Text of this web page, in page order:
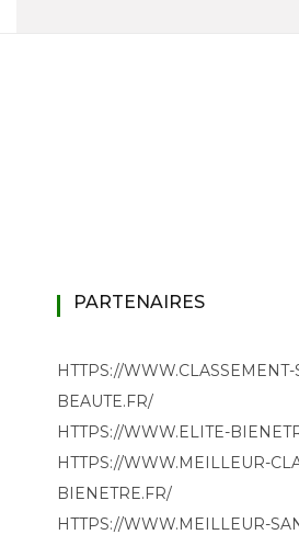
PARTENAIRES
HTTPS://WWW.CLASSEMENT-
BEAUTE.FR/
HTTPS://WWW.ELITE-
HTTPS://WWW.MEILLEUR-
BIENETRE.FR/
HTTPS://WWW.MEILLEUR-